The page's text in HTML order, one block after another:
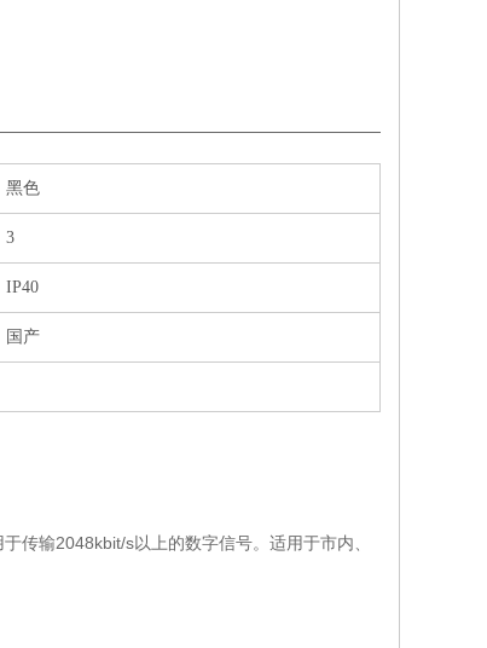
黑色
3
IP40
国产
传输2048kbit/s以上的数字信号。适用于市内、